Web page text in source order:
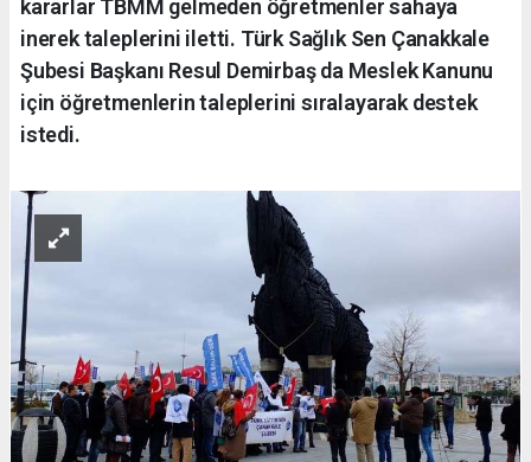
kararlar TBMM gelmeden öğretmenler sahaya
inerek taleplerini iletti. Türk Sağlık Sen Çanakkale
Şubesi Başkanı Resul Demirbaş da Meslek Kanunu
için öğretmenlerin taleplerini sıralayarak destek
istedi.